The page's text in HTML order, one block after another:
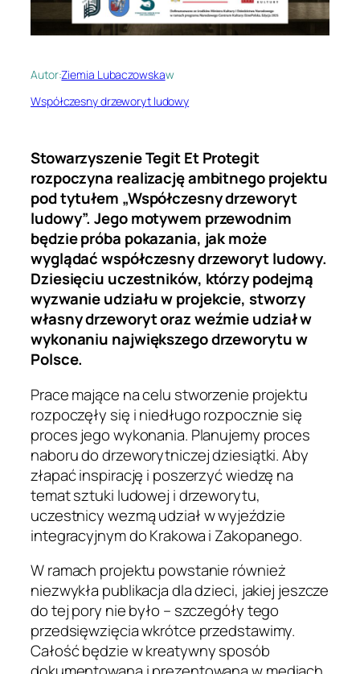
Autor:Ziemia Lubaczowskaw
Współczesny drzeworyt ludowy
Stowarzyszenie Tegit Et Protegit
rozpoczyna realizację ambitnego projektu
pod tytułem „Współczesny drzeworyt
ludowy”. Jego motywem przewodnim
będzie próba pokazania, jak może
wyglądać współczesny drzeworyt ludowy.
Dziesięciu uczestników, którzy podejmą
wyzwanie udziału w projekcie, stworzy
własny drzeworyt oraz weźmie udział w
wykonaniu największego drzeworytu w
Polsce.
Prace mające na celu stworzenie projektu
rozpoczęły się i niedługo rozpocznie się
proces jego wykonania. Planujemy proces
naboru do drzeworytniczej dziesiątki. Aby
złapać inspirację i poszerzyć wiedzę na
temat sztuki ludowej i drzeworytu,
uczestnicy wezmą udział w wyjeździe
integracyjnym do Krakowa i Zakopanego.
W ramach projektu powstanie również
niezwykła publikacja dla dzieci, jakiej jeszcze
do tej pory nie było – szczegóły tego
przedsięwzięcia wkrótce przedstawimy.
Całość będzie w kreatywny sposób